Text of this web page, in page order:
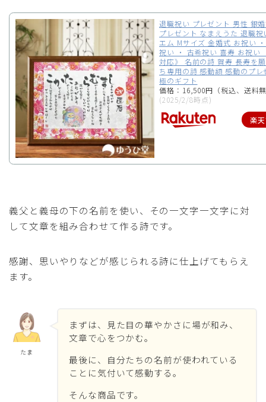
退職祝い プレゼント 男性 銀
プレゼント なまえうた 退職祝
エム Mサイズ 金婚式 お祝い
祝い ・ 古希祝い 喜寿 お祝い
対応》 名前の詩 賀寿 長寿を
ち専用の詩 感動額 感動のプレ
極のギフト
価格：16,500円（税込、送料
(2025/2/8時点)
楽
義父と義母の下の名前を使い、その一文字一文字に対
して文章を組み合わせて作る詩です。
感謝、思いやりなどが感じられる詩に仕上げてもらえ
ます。
たま
まずは、見た目の華やかさに場が和み、
文章で心をつかむ。
最後に、自分たちの名前が使われている
ことに気付いて感動する。
そんな商品です。